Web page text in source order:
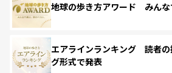
地球の歩き方アワード みんな
エアラインランキング 読者の
グ形式で発表